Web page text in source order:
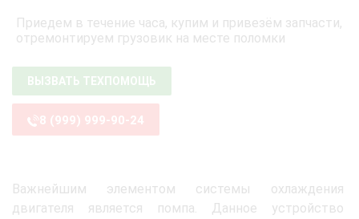
Приедем в течение часа, купим и привезём запчасти,
отремонтируем грузовик на месте поломки
ВЫЗВАТЬ ТЕХПОМОЩЬ
8 (999) 999-90-24
Важнейшим элементом системы охлаждения
двигателя является помпа. Данное устройство